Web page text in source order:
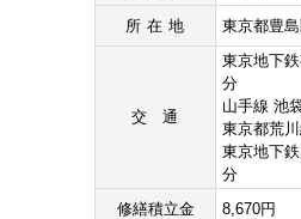
所在地 東京都豊
交通
東京地下
分
山手線 池
東京都荒
東京地下
分
修繕積立金
8,670円